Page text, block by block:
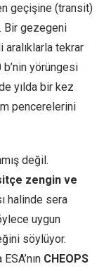
geçişine (transit)
Bir gezegeni
aralıklarla tekrar
yörüngesi
yılda bir kez
pencerelerini
değil.
zengin ve
halinde sera
uygun
söylüyor.
CHEOPS